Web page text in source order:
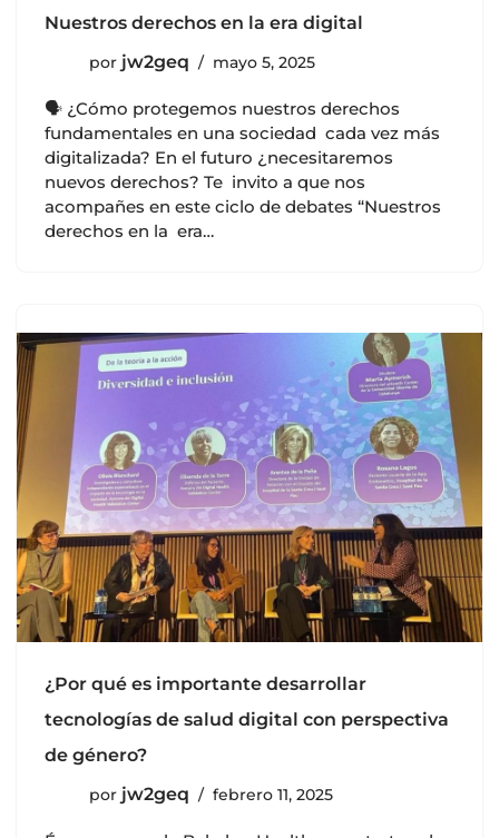
Nuestros derechos en la era digital
por jw2geq mayo 5, 2025
🗣️ ¿Cómo protegemos nuestros derechos
fundamentales en una sociedad cada vez más
digitalizada? En el futuro ¿necesitaremos
nuevos derechos? Te invito a que nos
acompañes en este ciclo de debates “Nuestros
derechos en la era…
¿Por qué es importante desarrollar
tecnologías de salud digital con perspectiva
de género?
por jw2geq febrero 11, 2025